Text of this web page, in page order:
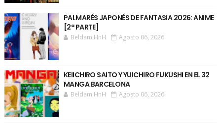
PALMARÉS JAPONÉS DE FANTASIA 2026: ANIME
[2ª PARTE]
Beldam HnH Agosto 06, 2026
KEIICHIRO SAITO Y YUICHIRO FUKUSHI EN EL 32
MANGA BARCELONA
Beldam HnH Agosto 06, 2026